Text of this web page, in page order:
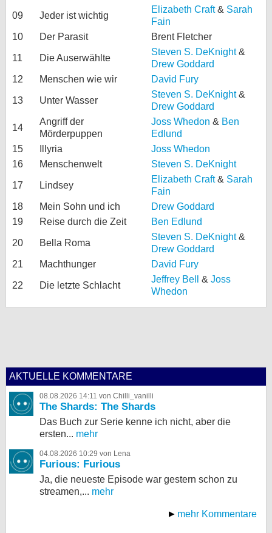
09 Jeder ist wichtig
Elizabeth Craft& Sarah
Fain
10
Der Parasit Brent Fletcher
11 Die Auserwählte
Steven S. DeKnight&
Drew Goddard
12
Menschen wie wir David Fury
13 Unter Wasser
Steven S. DeKnight&
Drew Goddard
14
Angriff der
Mörderpuppen
Joss Whedon & Ben
Edlund
15
Illyria
Joss Whedon
16
Menschenwelt Steven S. DeKnight
17 Lindsey
Elizabeth Craft& Sarah
Fain
18
Mein Sohn und ich
Drew Goddard
19
Reise durch die Zeit Ben Edlund
20 Bella Roma
Steven S. DeKnight&
Drew Goddard
21
Machthunger David Fury
22 Die letzte Schlacht
Jeffrey Bell & Joss
Whedon
AKTUELLE KOMMENTARE
08.08.2026 14:11 von Chilli_vanilli
The Shards: The Shards
Das Buch zur Serie kenne ich nicht, aber die
ersten... mehr
04.08.2026 10:29 von Lena
Furious: Furious
Ja, die neueste Episode war gestern schon zu
streamen,... mehr
mehr Kommentare